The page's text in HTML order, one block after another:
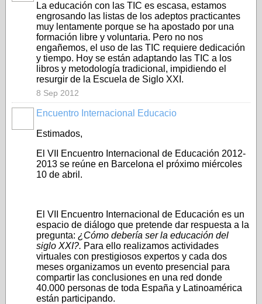
La educación con las TIC es escasa, estamos
engrosando las listas de los adeptos practicantes
muy lentamente porque se ha apostado por una
formación libre y voluntaria. Pero no nos
engañemos, el uso de las TIC requiere dedicación
y tiempo. Hoy se están adaptando las TIC a los
libros y metodología tradicional, impidiendo el
resurgir de la Escuela de Siglo XXI.
8 Sep 2012
Encuentro Internacional Educacio
Estimados,
El VII Encuentro Internacional de Educación 2012-
2013 se reúne en Barcelona el próximo miércoles
10 de abril.
El VII Encuentro Internacional de Educación es un
espacio de diálogo que pretende dar respuesta a la
pregunta: ¿Cómo debería ser la educación del
siglo XXI?. Para ello realizamos actividades
virtuales con prestigiosos expertos y cada dos
meses organizamos un evento presencial para
compartir las conclusiones en una red donde
40.000 personas de toda España y Latinoamérica
están participando.